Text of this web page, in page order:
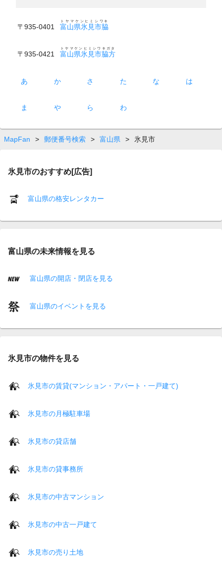
〒935-0401 富山県氷見市脇
トヤマケンヒミシワキ
〒935-0421 富山県氷見市脇方
トヤマケンヒミシワキガタ
あ か さ た な は
ま や ら わ
MapFan > 郵便番号検索 > 富山県 > 氷見市
氷見市のおすすめ[広告]
富山県の格安レンタカー
富山県の未来情報を見る
富山県の開店・閉店を見る
富山県のイベントを見る
氷見市の物件を見る
氷見市の賃貸(マンション・アパート・一戸建て)
氷見市の月極駐車場
氷見市の貸店舗
氷見市の貸事務所
氷見市の中古マンション
氷見市の中古一戸建て
氷見市の売り土地